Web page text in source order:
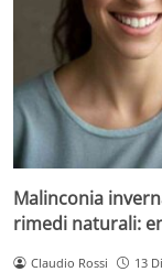
Malinconia
rimedi naturali:
Claudio Rossi 13